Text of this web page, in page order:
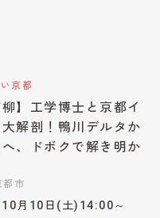
京都
柳】工学博士と京都イ
大解剖！鴨川デルタか
へ、ドボクで解き明か
都市
10月10日(土)14:00～